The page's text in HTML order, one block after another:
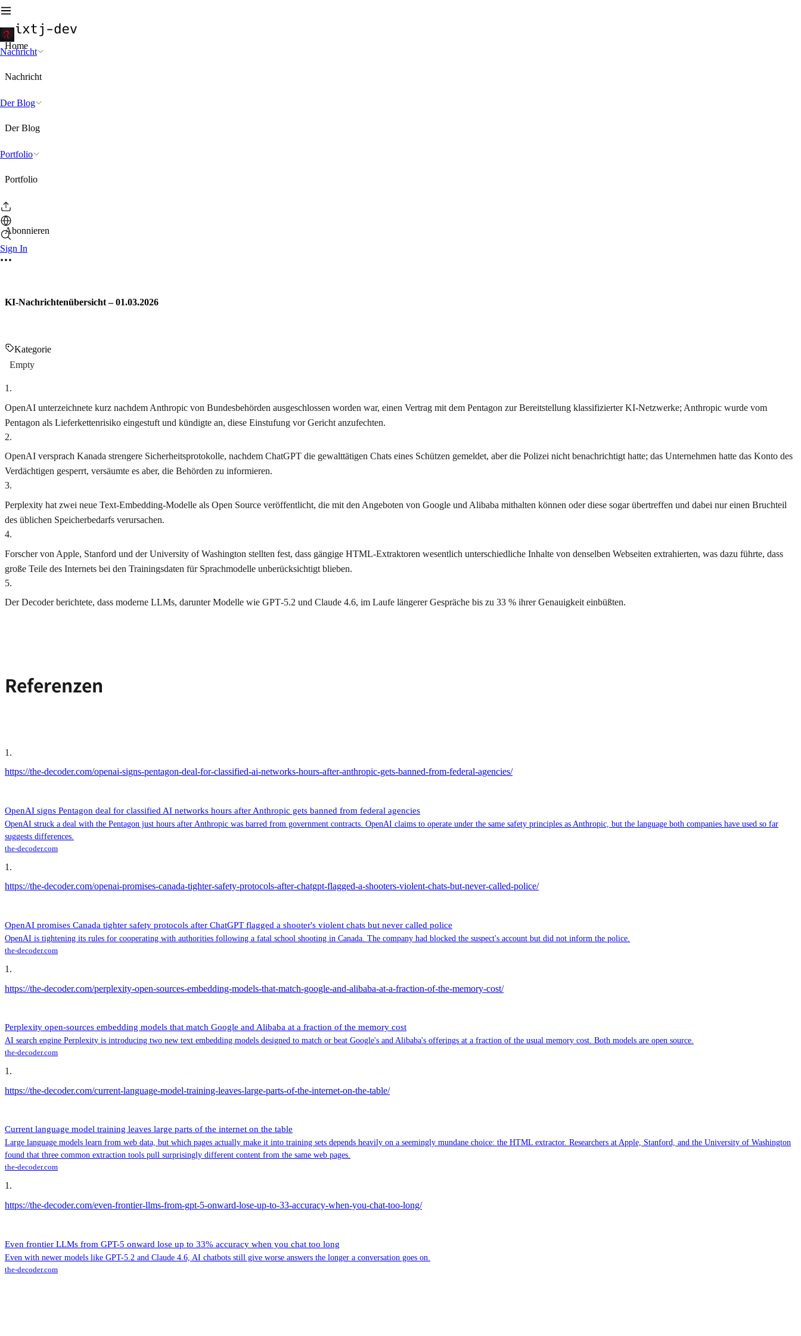
Nachricht
Der Blog
Portfolio
Sign In
Home
Nachricht
Der Blog
Portfolio
Abonnieren
KI-Nachrichtenübersicht – 01.03.2026
Kategorie
Empty
1 .
OpenAI unterzeichnete kurz nachdem Anthropic von Bundesbehörden ausgeschlossen worden war, einen Vertrag mit dem Pentagon zur Bereitstellung klassifizierter KI-Netzwerke; Anthropic wurde vom
Pentagon als Lieferkettenrisiko eingestuft und kündigte an, diese Einstufung vor Gericht anzufechten.
2.
OpenAI versprach Kanada strengere Sicherheitsprotokolle, nachdem ChatGPT die gewalttätigen Chats eines Schützen gemeldet, aber die Polizei nicht benachrichtigt hatte; das Unternehmen hatte das Konto des
Verdächtigen gesperrt, versäumte es aber, die Behörden zu informieren.
3.
Perplexity hat zwei neue Text-Embedding-Modelle als Open Source veröffentlicht, die mit den Angeboten von Google und Alibaba mithalten können oder diese sogar übertreffen und dabei nur einen Bruchteil
des üblichen Speicherbedarfs verursachen.
4.
Forscher von Apple, Stanford und der University of Washington stellten fest, dass gängige HTML-Extraktoren wesentlich unterschiedliche Inhalte von denselben Webseiten extrahierten, was dazu führte, dass
große Teile des Internets bei den Trainingsdaten für Sprachmodelle unberücksichtigt blieben.
5.
Der Decoder berichtete, dass moderne LLMs, darunter Modelle wie GPT‐5.2 und Claude 4.6, im Laufe längerer Gespräche bis zu 33 % ihrer Genauigkeit einbüßten.
Referenzen
1 .
https://the-decoder.com/openai-signs-pentagon-deal-for-classified-ai-networks-hours-after-anthropic-gets-banned-from-federal-agencies/
OpenAI signs Pentagon deal for classified AI networks hours after Anthropic gets banned from federal agencies
OpenAI struck a deal with the Pentagon just hours after Anthropic was barred from government contracts. OpenAI claims to operate under the same safety principles as Anthropic, but the language both companies have used so far
suggests differences.
the-decoder.com
1 .
https://the-decoder.com/openai-promises-canada-tighter-safety-protocols-after-chatgpt-flagged-a-shooters-violent-chats-but-never-called-police/
OpenAI promises Canada tighter safety protocols after ChatGPT flagged a shooter's violent chats but never called police
OpenAI is tightening its rules for cooperating with authorities following a fatal school shooting in Canada. The company had blocked the suspect's account but did not inform the police.
the-decoder.com
1 .
https://the-decoder.com/perplexity-open-sources-embedding-models-that-match-google-and-alibaba-at-a-fraction-of-the-memory-cost/
Perplexity open-sources embedding models that match Google and Alibaba at a fraction of the memory cost
AI search engine Perplexity is introducing two new text embedding models designed to match or beat Google's and Alibaba's offerings at a fraction of the usual memory cost. Both models are open source.
the-decoder.com
1 .
https://the-decoder.com/current-language-model-training-leaves-large-parts-of-the-internet-on-the-table/
Current language model training leaves large parts of the internet on the table
Large language models learn from web data, but which pages actually make it into training sets depends heavily on a seemingly mundane choice: the HTML extractor. Researchers at Apple, Stanford, and the University of Washington
found that three common extraction tools pull surprisingly different content from the same web pages.
the-decoder.com
1 .
https://the-decoder.com/even-frontier-llms-from-gpt-5-onward-lose-up-to-33-accuracy-when-you-chat-too-long/
Even frontier LLMs from GPT-5 onward lose up to 33% accuracy when you chat too long
Even with newer models like GPT-5.2 and Claude 4.6, AI chatbots still give worse answers the longer a conversation goes on.
the-decoder.com